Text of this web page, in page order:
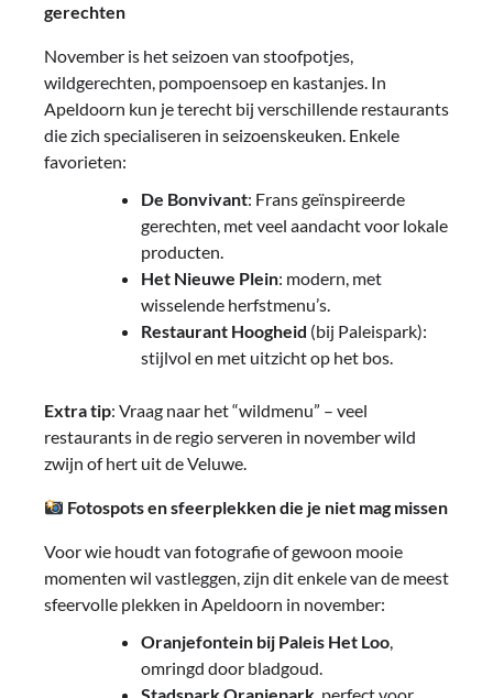
gerechten
November is het seizoen van stoofpotjes,
wildgerechten, pompoensoep en kastanjes. In
Apeldoorn kun je terecht bij verschillende restaurants
die zich specialiseren in seizoenskeuken. Enkele
favorieten:
De Bonvivant: Frans geïnspireerde
gerechten, met veel aandacht voor lokale
producten.
Het Nieuwe Plein: modern, met
wisselende herfstmenu’s.
Restaurant Hoogheid (bij Paleispark):
stijlvol en met uitzicht op het bos.
Extra tip: Vraag naar het “wildmenu” – veel
restaurants in de regio serveren in november wild
zwijn of hert uit de Veluwe.
Fotospots en sfeerplekken die je niet mag missen
Voor wie houdt van fotografie of gewoon mooie
momenten wil vastleggen, zijn dit enkele van de meest
sfeervolle plekken in Apeldoorn in november:
Oranjefontein bij Paleis Het Loo,
omringd door bladgoud.